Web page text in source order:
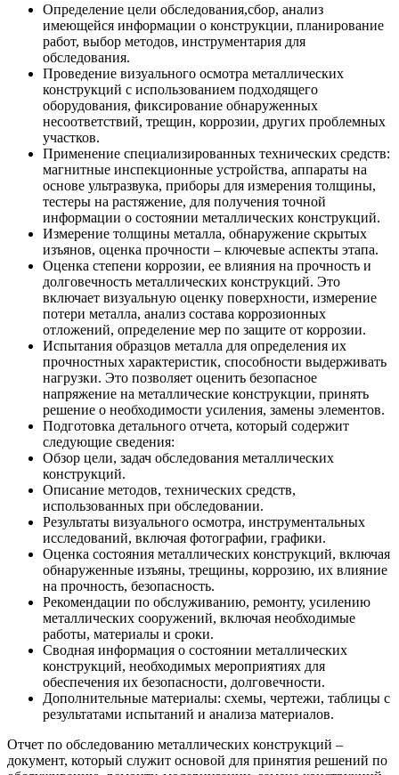
Определение цели обследования,сбор, анализ
имеющейся информации о конструкции, планирование
работ, выбор методов, инструментария для
обследования.
Проведение визуального осмотра металлических
конструкций с использованием подходящего
оборудования, фиксирование обнаруженных
несоответствий, трещин, коррозии, других проблемных
участков.
Применение специализированных технических средств:
магнитные инспекционные устройства, аппараты на
основе ультразвука, приборы для измерения толщины,
тестеры на растяжение, для получения точной
информации о состоянии металлических конструкций.
Измерение толщины металла, обнаружение скрытых
изъянов, оценка прочности – ключевые аспекты этапа.
Оценка степени коррозии, ее влияния на прочность и
долговечность металлических конструкций. Это
включает визуальную оценку поверхности, измерение
потери металла, анализ состава коррозионных
отложений, определение мер по защите от коррозии.
Испытания образцов металла для определения их
прочностных характеристик, способности выдерживать
нагрузки. Это позволяет оценить безопасное
напряжение на металлические конструкции, принять
решение о необходимости усиления, замены элементов.
Подготовка детального отчета, который содержит
следующие сведения:
Обзор цели, задач обследования металлических
конструкций.
Описание методов, технических средств,
использованных при обследовании.
Результаты визуального осмотра, инструментальных
исследований, включая фотографии, графики.
Оценка состояния металлических конструкций, включая
обнаруженные изъяны, трещины, коррозию, их влияние
на прочность, безопасность.
Рекомендации по обслуживанию, ремонту, усилению
металлических сооружений, включая необходимые
работы, материалы и сроки.
Сводная информация о состоянии металлических
конструкций, необходимых мероприятиях для
обеспечения их безопасности, долговечности.
Дополнительные материалы: схемы, чертежи, таблицы с
результатами испытаний и анализа материалов.
Отчет по обследованию металлических конструкций –
документ, который служит основой для принятия решений по